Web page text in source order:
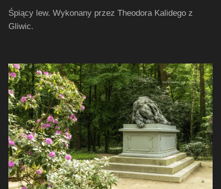
Śpiący lew. Wykonany przez Theodora Kalidego z
Gliwic.